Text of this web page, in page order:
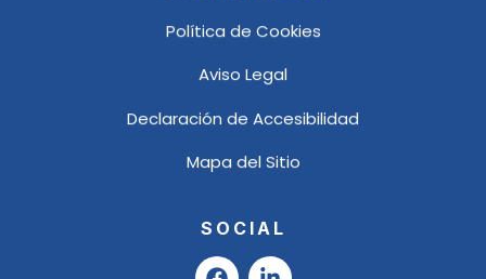
Política de Cookies
Aviso Legal
Declaración de Accesibilidad
Mapa del Sitio
SOCIAL
F
L